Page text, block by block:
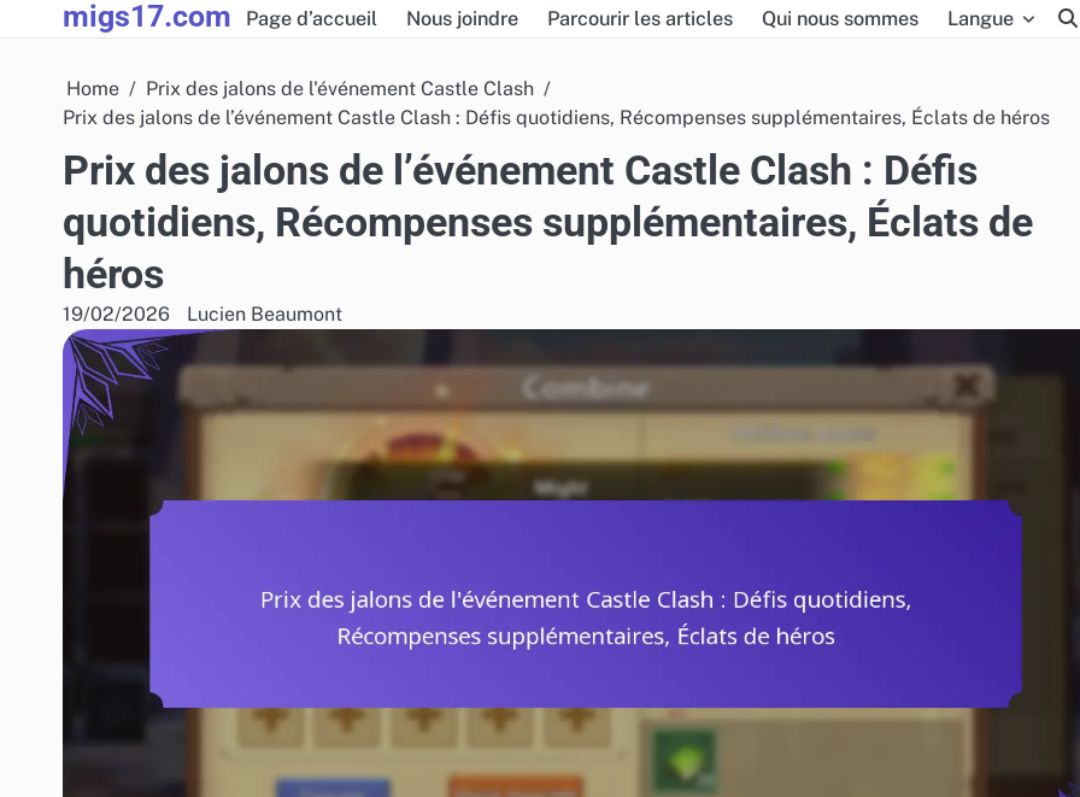
to
migs17.com Page d’accueil Nous joindre Parcourir les articles Qui nous sommes Langue
Home
Prix des jalons de l'événement Castle Clash
Prix des jalons de l’événement Castle Clash : Défis quotidiens, Récompenses supplémentaires, Éclats de héros
Prix des jalons de l’événement Castle Clash : Défis
quotidiens, Récompenses supplémentaires, Éclats de
héros
19/02/2026 Lucien Beaumont